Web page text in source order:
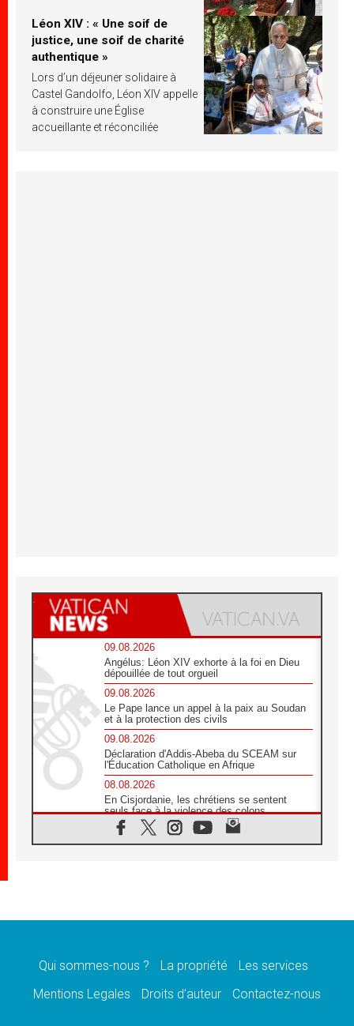
Léon XIV : « Une soif de
justice, une soif de charité
authentique »
Lors d’un déjeuner solidaire à
Castel Gandolfo, Léon XIV appelle
à construire une Église
accueillante et réconciliée
09.08.2026
Angélus: Léon XIV exhorte à la foi en Dieu
dépouillée de tout orgueil
09.08.2026
Le Pape lance un appel à la paix au Soudan
et à la protection des civils
09.08.2026
Déclaration d'Addis-Abeba du SCEAM sur
l'Éducation Catholique en Afrique
08.08.2026
En Cisjordanie, les chrétiens se sentent
seuls face à la violence des colons
08.08.2026
Léon XIV au sanctuaire de Notre Dame du
08.08.2026
08.08.2026
catholiques
Qui sommes-nous ? La propriété
Les services
Mentions Legales
Droits d’auteur Contactez-nous